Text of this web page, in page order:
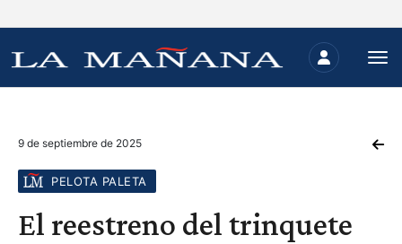
9 de septiembre de 2025
PELOTA PALETA
El reestreno del trinquete